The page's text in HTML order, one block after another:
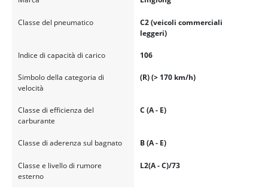
Classe del pneumatico
C2 (veicoli commerciali
leggeri)
Indice di capacità di carico 106
Simbolo della categoria di
velocità
(R) (> 170 km/h)
Classe di efficienza del
carburante
C (A - E)
Classe di aderenza sul bagnato B (A - E)
Classe e livello di rumore
esterno
L2(A - C)/73